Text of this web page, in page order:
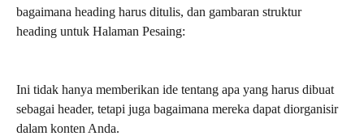
bagaimana heading harus ditulis, dan gambaran struktur
heading untuk Halaman Pesaing:
Ini tidak hanya memberikan ide tentang apa yang harus dibuat
sebagai header, tetapi juga bagaimana mereka dapat diorganisir
dalam konten Anda.